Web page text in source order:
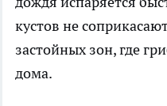
кустов не
застойных зон, где
дома.